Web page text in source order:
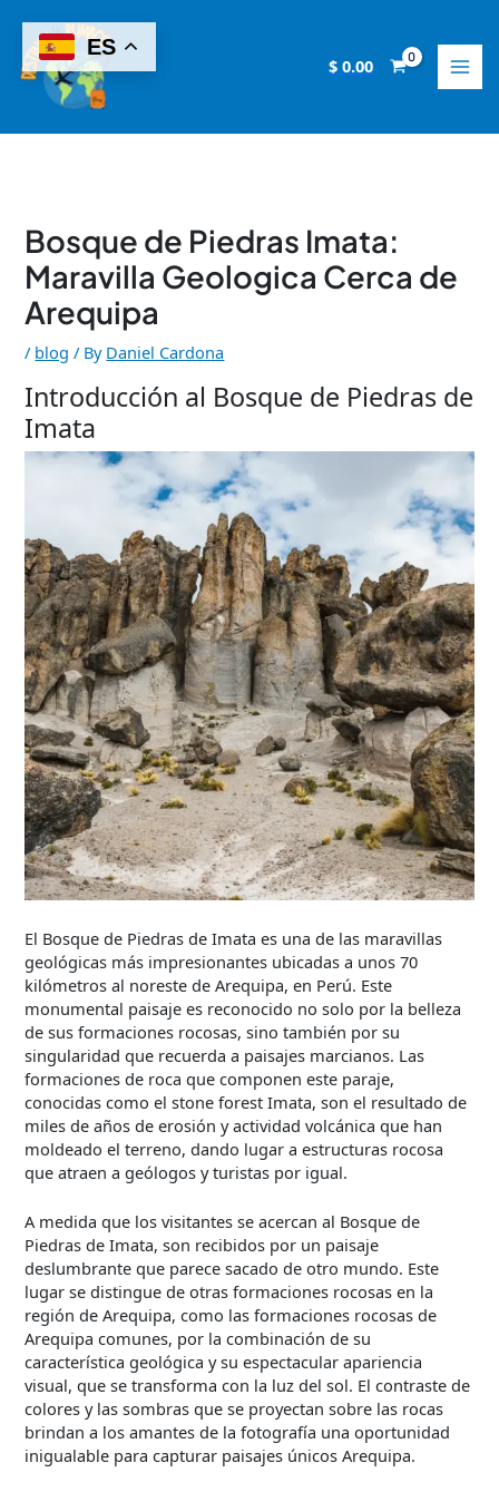
content
$0.00
Bosque de Piedras Imata:
Maravilla Geologica Cerca de
Arequipa
/ blog / By Daniel Cardona
Introducción al Bosque de Piedras de
Imata
El Bosque de Piedras de Imata es una de las maravillas
geológicas más impresionantes ubicadas a unos 70
kilómetros al noreste de Arequipa, en Perú. Este
monumental paisaje es reconocido no solo por la belleza
de sus formaciones rocosas, sino también por su
singularidad que recuerda a paisajes marcianos. Las
formaciones de roca que componen este paraje,
conocidas como el stone forest Imata, son el resultado de
miles de años de erosión y actividad volcánica que han
moldeado el terreno, dando lugar a estructuras rocosa
que atraen a geólogos y turistas por igual.
A medida que los visitantes se acercan al Bosque de
Piedras de Imata, son recibidos por un paisaje
deslumbrante que parece sacado de otro mundo. Este
lugar se distingue de otras formaciones rocosas en la
región de Arequipa, como las formaciones rocosas de
Arequipa comunes, por la combinación de su
característica geológica y su espectacular apariencia
visual, que se transforma con la luz del sol. El contraste de
colores y las sombras que se proyectan sobre las rocas
brindan a los amantes de la fotografía una oportunidad
inigualable para capturar paisajes únicos Arequipa.
ES